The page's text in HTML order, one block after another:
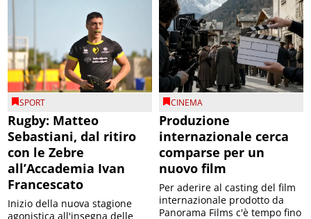
SPORT
Rugby: Matteo
Sebastiani, dal ritiro
con le Zebre
all’Accademia Ivan
Francescato
Inizio della nuova stagione
agonistica all'insegna delle
CINEMA
Produzione
internazionale cerca
comparse per un
nuovo film
Per aderire al casting del film
internazionale prodotto da
Panorama Films c'è tempo fino